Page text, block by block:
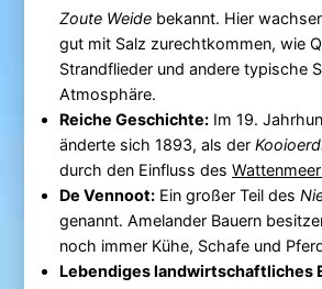
Zoute Weidebekannt. Hier
gut mit Salz zurechtkommen, wie
Strandflieder und andere typische
Atmosphäre.
Reiche Geschichte:Im 19.
änderte sich 1893, als der
durch den Einfluss des
De Vennoot:Ein großer Teil des
genannt. Amelander Bauern
noch immer Kühe, Schafe und
Lebendiges landwirtschaftliches